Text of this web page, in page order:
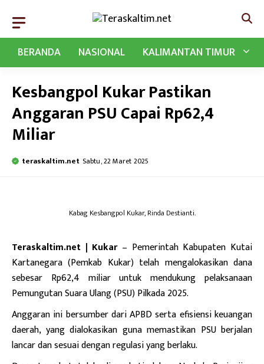
BERANDA
NASIONAL KALIMANTAN TIMUR
Kesbangpol Kukar Pastikan
Anggaran PSU Capai Rp62,4
Miliar
teraskaltim.net Sabtu, 22 Maret 2025
Kabag Kesbangpol Kukar, Rinda Destianti.
Teraskaltim.net | Kukar– Pemerintah Kabupaten Kutai
Kartanegara (Pemkab Kukar) telah mengalokasikan dana
sebesar Rp62,4 miliar untuk mendukung pelaksanaan
Pemungutan Suara Ulang (PSU) Pilkada 2025.
Anggaran ini bersumber dari APBD serta efisiensi keuangan
daerah, yang dialokasikan guna memastikan PSU berjalan
lancar dan sesuai dengan regulasi yang berlaku.